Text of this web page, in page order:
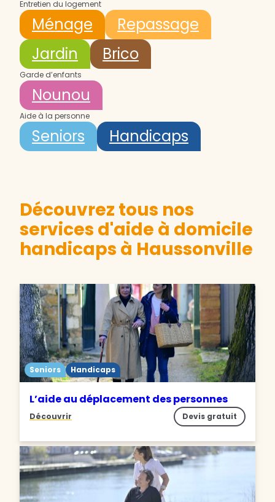
Entretien du logement
Ménage
Repassage
Jardin
Brico
Garde d’enfants
Nounou
Aide à la personne
Seniors Handicaps
Découvrez tous nos
services d'aide à domicile
handicaps à Haussonville
Seniors Handicaps
L’aide au déplacement des personnes
Découvrir Devis gratuit